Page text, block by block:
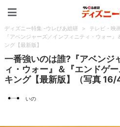
ディズニー特集 -ウレぴあ総研 > テレビ・映
『アベンジャーズ／インフィニティ・ウォー
ング【最新版】
一番強いのは誰?『アベンジ
ィ・ウォー』＆『エンドゲ
キング【最新版】（写真 16/
いの